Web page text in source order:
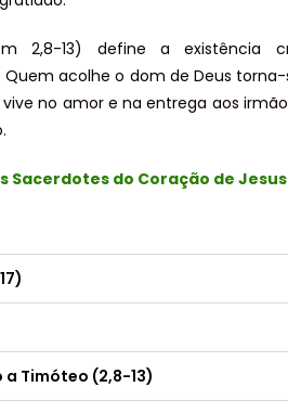
2,8-13) define a existência
acolhe o dom de Deus torna-
no amor e na entrega aos
Sacerdotes do Coração de Jesus
a Timóteo (2,8-13)